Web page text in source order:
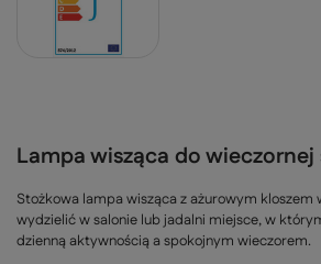
Lampa wisząca do
Stożkowa lampa wisząca z ażurowym
wydzielić w salonie lub jadalni miejsce, w
dzienną aktywnością a spokojnym wieczorem.